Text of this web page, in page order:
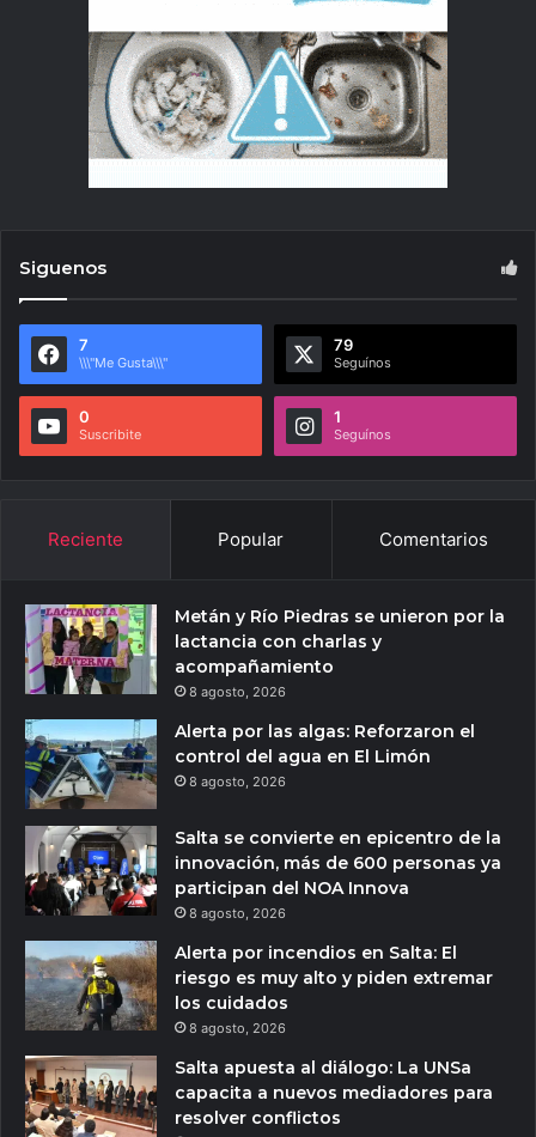
Siguenos
7
\\\"Me Gusta\\\"
79
Seguínos
0
Suscribite
1
Seguínos
Reciente Popular Comentarios
Metán y Río Piedras se unieron por la
lactancia con charlas y
acompañamiento
8 agosto, 2026
Alerta por las algas: Reforzaron el
control del agua en El Limón
8 agosto, 2026
Salta se convierte en epicentro de la
innovación, más de 600 personas ya
participan del NOA Innova
8 agosto, 2026
Alerta por incendios en Salta: El
riesgo es muy alto y piden extremar
los cuidados
8 agosto, 2026
Salta apuesta al diálogo: La UNSa
capacita a nuevos mediadores para
resolver conflictos